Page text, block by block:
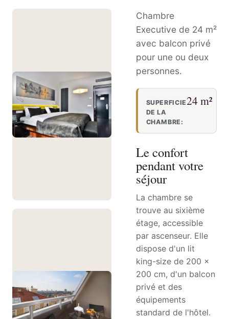
Chambre
Executive de 24 m²
avec balcon privé
pour une ou deux
personnes.
SUPERFICIE
DE LA
CHAMBRE:
24 m²
Le confort
pendant votre
séjour
La chambre se
trouve au sixième
étage, accessible
par ascenseur. Elle
dispose d'un lit
king-size de 200 ×
200 cm, d'un balcon
privé et des
équipements
standard de l'hôtel.